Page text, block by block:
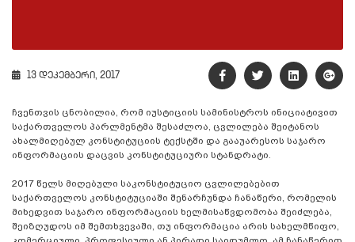
13 დეკემბერი, 2017
ჩვენთვის ცნობილია, რომ იუსტიციის სამინისტროს ინიციატივით
საქართველოს პარლმენტმა შესაძლოა, ცვლილება შეიტანოს
ახალმიღებულ კონსტიტუციის ტექსტში და გააუარესოს საჯარო
ინფორმაციის დაცვის კონსტიტუციური სტანდრატი.
2017 წელს მიღებული საკონსტიტუციო ცვლილებებით
საქართველოს კონსტიტუციაში შენარჩუნდა ჩანაწერი, რომელის
მიხედვით საჯარო ინფორმაციის ხელმისაწვდომობა შეიძლება,
შეიზღუდოს იმ შემთხვევაში, თუ ინფორმაცია არის სახელმწიფო,